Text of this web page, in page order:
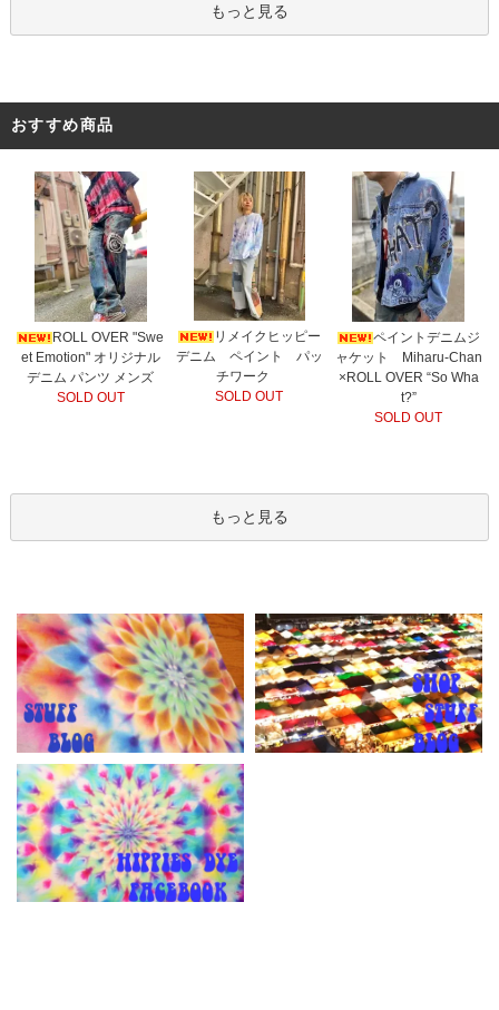
もっと見る
おすすめ商品
ROLL OVER "Swe
et Emotion" オリジナル
デニム パンツ メンズ
SOLD OUT
リメイクヒッピー
デニム ペイント パッ
チワーク
SOLD OUT
ペイントデニムジ
ャケット Miharu-Chan
×ROLL OVER “So Wha
t?”
SOLD OUT
もっと見る